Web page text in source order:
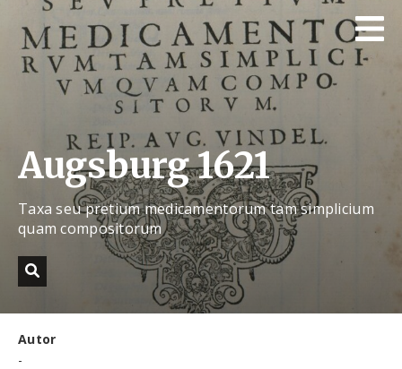
Augsburg 1621
Taxa seu pretium medicamentorum tam simplicium
quam compositorum
Autor
-